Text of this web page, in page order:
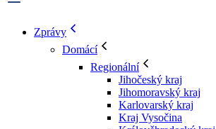
Zprávy
Domácí
Regionální
Jihočeský kraj
Jihomoravský kraj
Karlovarský kraj
Kraj Vysočina